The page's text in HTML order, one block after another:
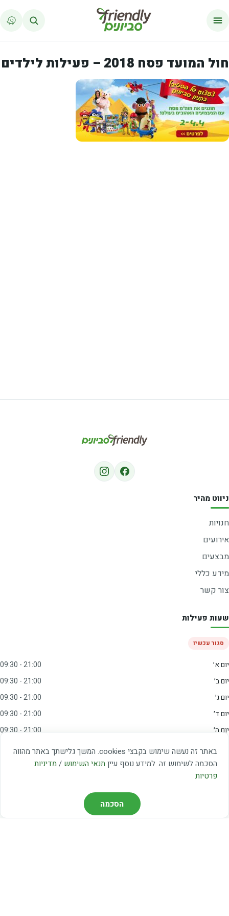
באתר זה נעשה שימוש בקבצי cookies. המשך גלישתך באתר מהווה
הסכמה לשימוש זה. למידע נוסף עיין תנאי השימוש / מדיניות
פרטיות
הסכמה
חול המועד פסח 2018 – פעילות לילדים
ניווט מהיר
חנויות
אירועים
מבצעים
מידע כללי
צור קשר
שעות פעילות
סגור עכשיו
יום א׳
09:30 - 21:00
יום ב׳
09:30 - 21:00
יום ג׳
09:30 - 21:00
יום ד׳
09:30 - 21:00
יום ה׳
09:30 - 21:00
יום ו׳
09:00 - 15:00
שבת
20:00 - 23:00